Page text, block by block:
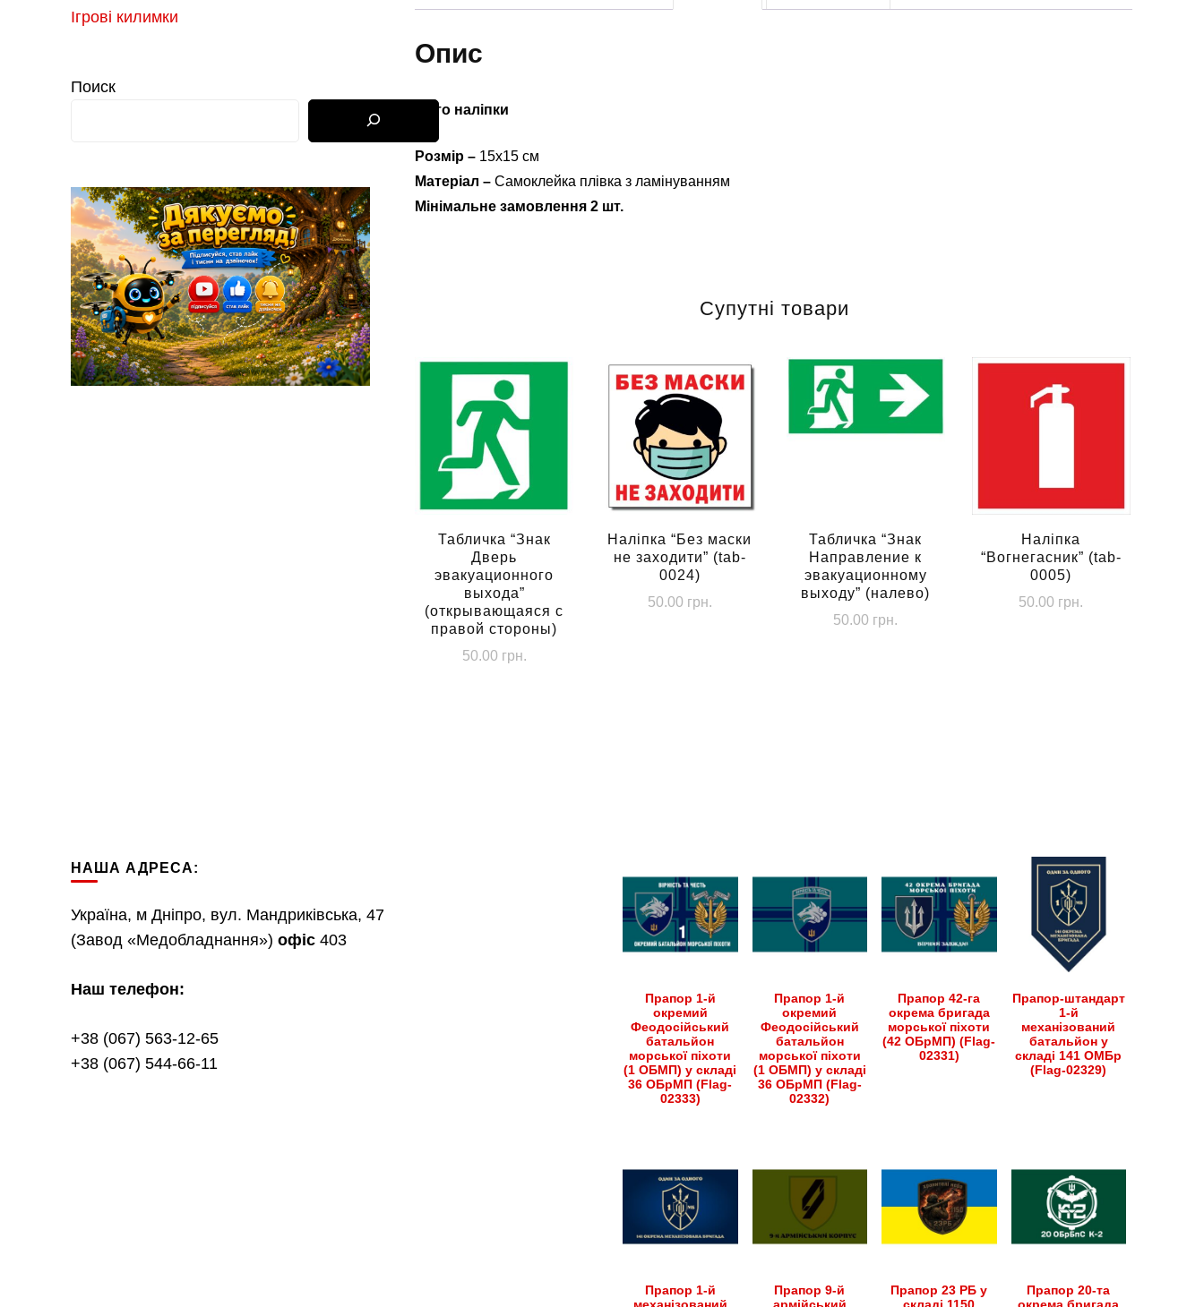
Опис
Авто наліпки
Розмір – 15х15 см
Матеріал – Самоклейка плівка з ламінуванням
Мінімальне замовлення 2 шт.
Супутні товари
Табличка “Знак
Дверь
эвакуационного
выхода”
(открывающаяся с
правой стороны)
50.00 грн.
Наліпка “Без маски
не заходити” (tab-
0024)
50.00 грн.
Табличка “Знак
Направление к
эвакуационному
выходу” (налево)
50.00 грн.
Наліпка
“Вогнегасник” (tab-
0005)
50.00 грн.
Ігрові килимки
Поиск
НАША АДРЕСА:
Україна, м Дніпро, вул. Мандриківська, 47
(Завод «Медобладнання») офіс 403
Наш телефон:
+38 (067) 563-12-65
+38 (067) 544-66-11
Прапор 1-й
окремий
Феодосійський
батальйон
морської піхоти
(1 ОБМП) у складі
36 ОБрМП (Flag-
02333)
Прапор 1-й
окремий
Феодосійський
батальйон
морської піхоти
(1 ОБМП) у складі
36 ОБрМП (Flag-
02332)
Прапор 42-га
окрема бригада
морської піхоти
(42 ОБрМП) (Flag-
02331)
Прапор-штандарт
1-й
механізований
батальйон у
складі 141 ОМБр
(Flag-02329)
Прапор 1-й
Прапор 9-й
Прапор 23 РБ у
Прапор 20-та